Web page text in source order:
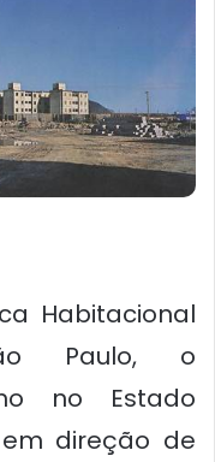
Habitacional
Paulo, o
no Estado
direção de